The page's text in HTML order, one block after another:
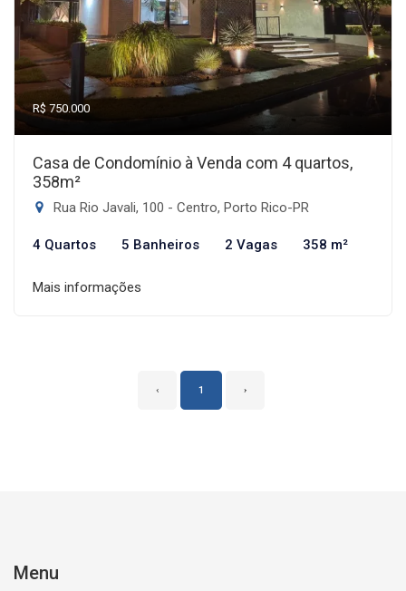
R$ 750.000
Casa de Condomínio à Venda com 4 quartos,
358m²
Rua Rio Javali, 100 - Centro, Porto Rico-PR
4 Quartos 5 Banheiros 2 Vagas 358 m²
Mais informações
‹ 1 ›
Menu